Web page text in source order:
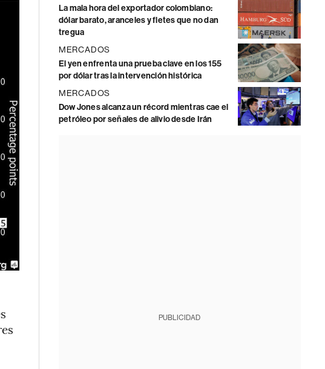
La mala hora del exportador colombiano:
dólar barato, aranceles y fletes que no dan
tregua
MERCADOS
El yen enfrenta una prueba clave en los 155
por dólar tras la intervención histórica
MERCADOS
Dow Jones alcanza un récord mientras cae el
petróleo por señales de alivio desde Irán
PUBLICIDAD